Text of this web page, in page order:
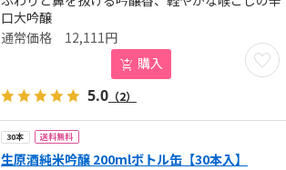
口大吟醸
お気
12,111 円
購入
5.0 （2）
30本 送料無料
生原酒純米吟醸 200mlボトル缶【30本入】